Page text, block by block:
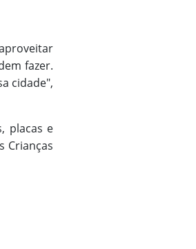
fazer.
cidade",
placas e
Crianças